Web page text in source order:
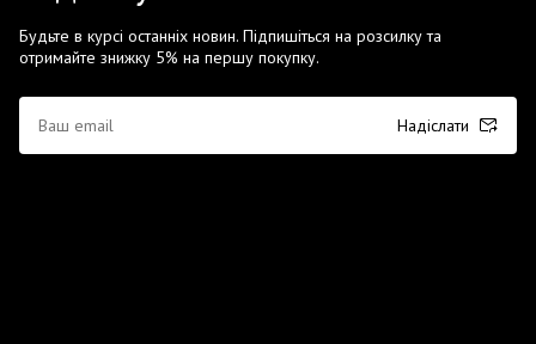
Будьте в курсі останніх новин. Підпишіться на розсилку та
отримайте знижку 5% на першу покупку.
Надіслати